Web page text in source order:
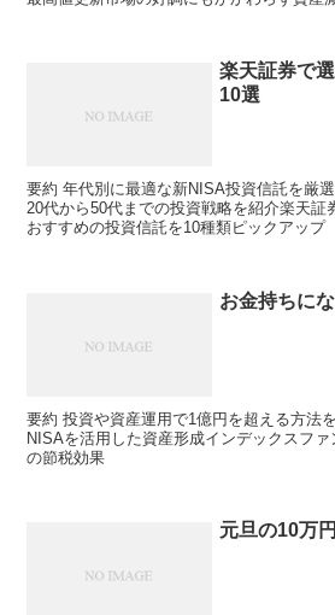
楽天証券で
10選
要約 年代別に最適な新NISA投資信託を厳
20代から50代までの投資戦略を紹介楽天証
おすすめの投資信託を10種類ピックアップ
お金持ちに
要約 投資や資産運用で1億円を超える方法
NISAを活用した資産形成インデックスフ
の節税効果
元旦の10万